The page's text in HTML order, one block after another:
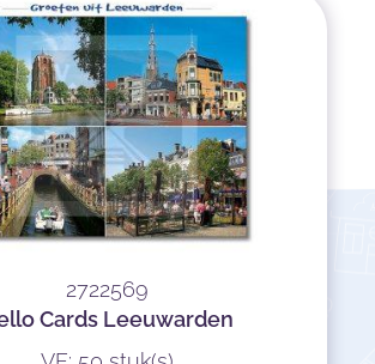
2722569
Cards Leeuwarden